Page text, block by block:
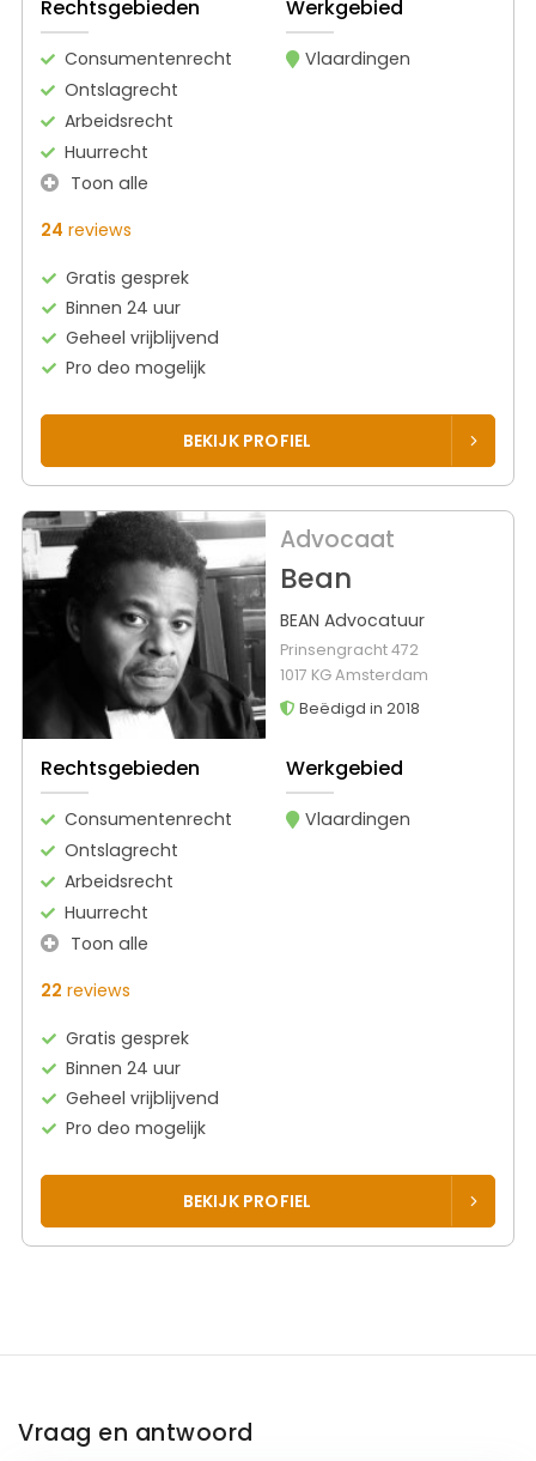
Rechtsgebieden
Consumentenrecht
Ontslagrecht
Arbeidsrecht
Huurrecht
Toon alle
Werkgebied
Vlaardingen
24 reviews
Gratis gesprek
Binnen 24 uur
Geheel vrijblijvend
Pro deo mogelijk
BEKIJK PROFIEL
Advocaat
Bean
BEAN Advocatuur
Prinsengracht 472
1017 KG Amsterdam
Beëdigd in 2018
Rechtsgebieden
Consumentenrecht
Ontslagrecht
Arbeidsrecht
Huurrecht
Toon alle
Werkgebied
Vlaardingen
22 reviews
Gratis gesprek
Binnen 24 uur
Geheel vrijblijvend
Pro deo mogelijk
BEKIJK PROFIEL
Vraag en antwoord